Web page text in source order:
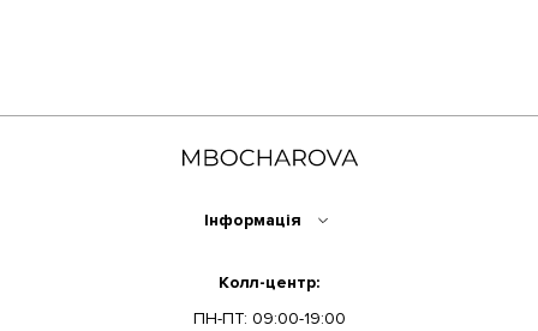
Інформація
Колл-центр:
ПН-ПТ: 09:00-19:00